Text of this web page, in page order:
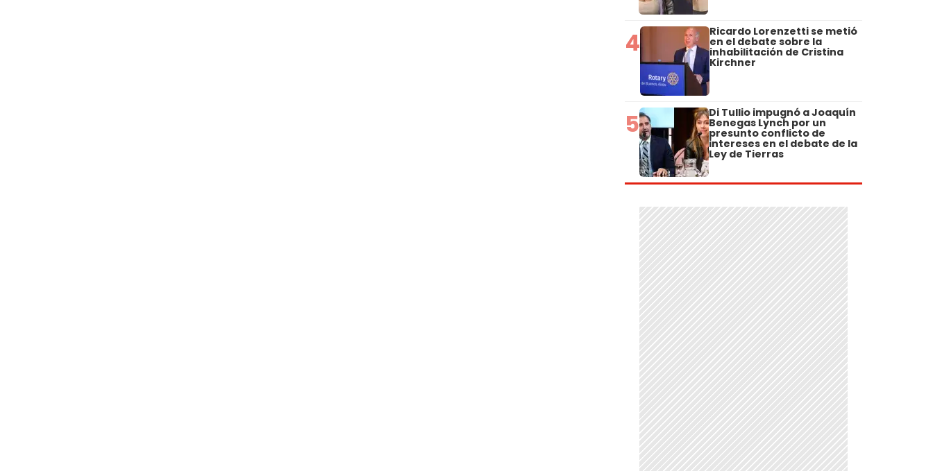
4 Ricardo Lorenzetti se metió
en el debate sobre la
inhabilitación de Cristina
Kirchner
5 Di Tullio impugnó a Joaquín
Benegas Lynch por un
presunto conflicto de
intereses en el debate de la
Ley de Tierras